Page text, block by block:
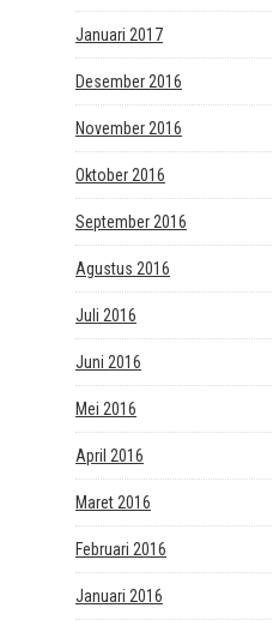
Januari 2017
Desember 2016
November 2016
Oktober 2016
September 2016
Agustus 2016
Juli 2016
Juni 2016
Mei 2016
April 2016
Maret 2016
Februari 2016
Januari 2016